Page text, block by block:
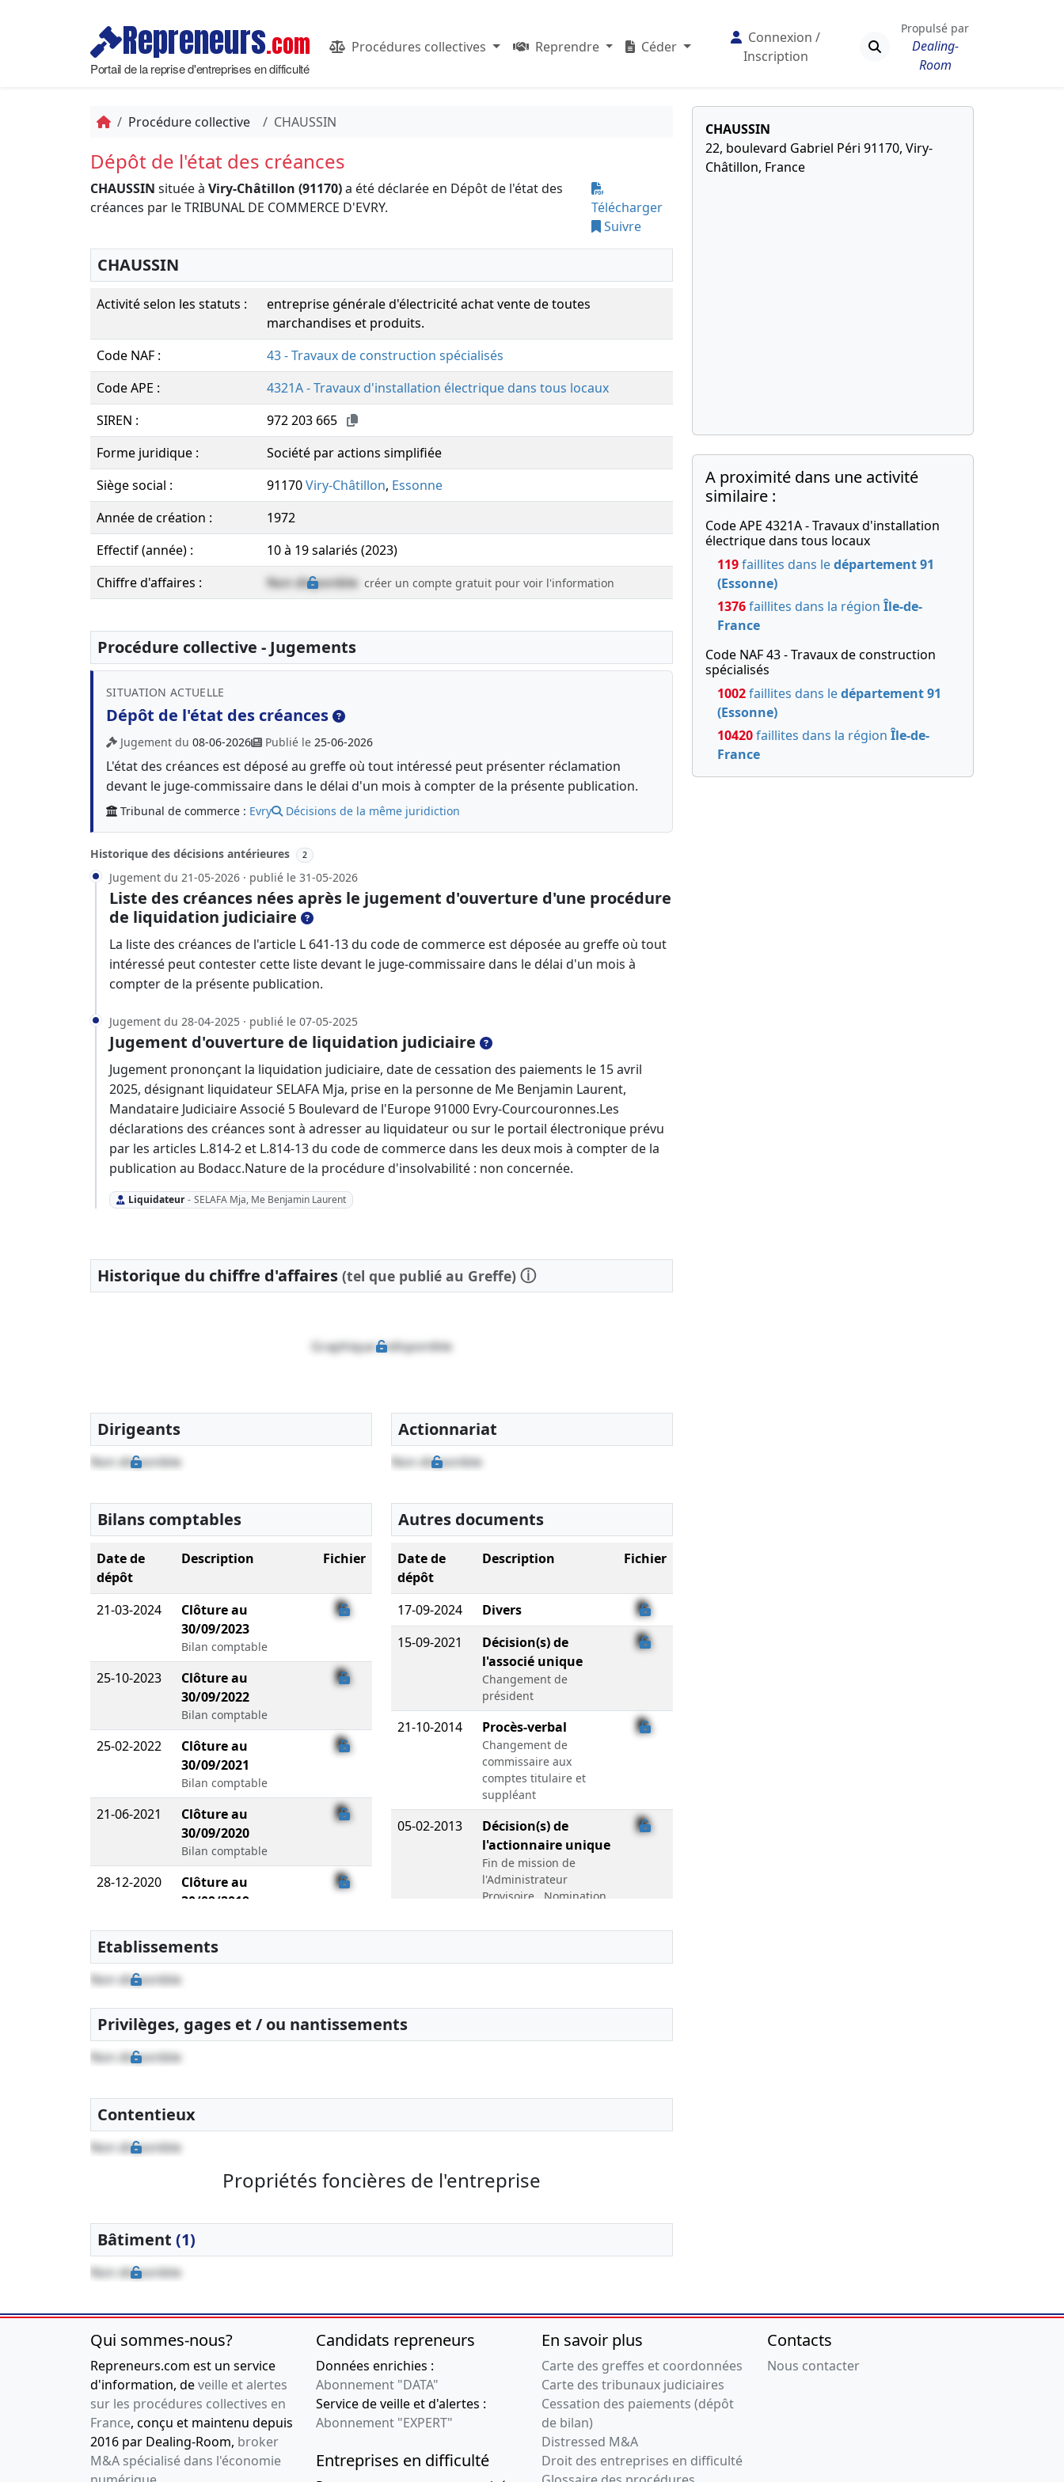
Repreneurs.com
Portail de la reprise d'entreprises en difficulté
Procédures collectives Reprendre Céder
Connexion /
Inscription
Propulsé par
Dealing-
Room
Procédure collective CHAUSSIN
Dépôt de l'état des créances
CHAUSSIN située à Viry-Châtillon (91170)a été déclarée en Dépôt de l'état des
créances par le TRIBUNAL DE COMMERCE D'EVRY.
Télécharger
Suivre
CHAUSSIN
Activité selon les statuts :
entreprise générale d'électricité achat vente de toutes
marchandises et produits.
Code NAF :
43 - Travaux de construction spécialisés
Code APE :
4321A - Travaux d'installation électrique dans tous locaux
SIREN :
972 203 665
Forme juridique :
Société par actions simplifiée
Siège social :
91170Viry-Châtillon, Essonne
Année de création :
1972
Effectif (année) :
10 à 19 salariés (2023)
Chiffre d'affaires :
Non disponible créer un compte gratuit pour voir l'information
Procédure collective - Jugements
SITUATION ACTUELLE
Dépôt de l'état des créances
Jugement du 08-06-2026 Publié le 25-06-2026
L'état des créances est déposé au greffe où tout intéressé peut présenter réclamation
devant le juge-commissaire dans le délai d'un mois à compter de la présente publication.
Tribunal de commerce : Evry Décisions de la même juridiction
Historique des décisions antérieures 2
Jugement du 21-05-2026 · publié le 31-05-2026
Liste des créances nées après le jugement d'ouverture d'une procédure
de liquidation judiciaire
La liste des créances de l'article L 641-13 du code de commerce est déposée au greffe où tout
intéressé peut contester cette liste devant le juge-commissaire dans le délai d'un mois à
compter de la présente publication.
Jugement du 28-04-2025 · publié le 07-05-2025
Jugement d'ouverture de liquidation judiciaire
Jugement prononçant la liquidation judiciaire, date de cessation des paiements le 15 avril
2025, désignant liquidateur SELAFA Mja, prise en la personne de Me Benjamin Laurent,
Mandataire Judiciaire Associé 5 Boulevard de l'Europe 91000 Evry-Courcouronnes.Les
déclarations des créances sont à adresser au liquidateur ou sur le portail électronique prévu
par les articles L.814-2 et L.814-13 du code de commerce dans les deux mois à compter de la
publication au Bodacc.Nature de la procédure d'insolvabilité : non concernée.
Liquidateur - SELAFA Mja, Me Benjamin Laurent
Historique du chiffre d'affaires (tel que publié au Greffe) ⓘ
Graphique indisponible
Dirigeants
Non disponible
Actionnariat
Non disponible
Bilans comptables
Date de
dépôt
Description Fichier
21-03-2024
Clôture au
30/09/2023
Bilan comptable
25-10-2023
Clôture au
30/09/2022
Bilan comptable
25-02-2022
Clôture au
30/09/2021
Bilan comptable
21-06-2021
Clôture au
30/09/2020
Bilan comptable
28-12-2020
Clôture au
30/09/2019
20-05-2019
Clôture au
30/09/2018
Bilan comptable
23-04-2018
Clôture au
30/09/2017
Bilan comptable
Autres documents
Date de
dépôt
Description Fichier
17-09-2024
Divers
15-09-2021
Décision(s) de
l'associé unique
Changement de
président
21-10-2014 Procès-verbal
Changement de
commissaire aux
comptes titulaire et
suppléant
05-02-2013
Décision(s) de
l'actionnaire unique
Fin de mission de
l'Administrateur
Provisoire , Nomination
Prorogation du délai de
les comptes
22-10-2012
Ordonnance du
d'administrateur
Nomination
transformation,
Procès-verbal
d'assemblée
extraordinaire
, Augmentation du
capital social , De :
Société anonyme EN
Société par actions
Etablissements
Non disponible
Privilèges, gages et / ou nantissements
Non disponible
Contentieux
Non disponible
Propriétés foncières de l'entreprise
Bâtiment (1)
Non disponible
CHAUSSIN
22, boulevard Gabriel Péri 91170, Viry-
Châtillon, France
A proximité dans une activité
similaire :
Code APE 4321A - Travaux d'installation
électrique dans tous locaux
119faillites dans ledépartement 91
(Essonne)
1376faillites dans la région Île-de-
France
Code NAF 43 - Travaux de construction
spécialisés
1002faillites dans ledépartement 91
(Essonne)
10420faillites dans la région Île-de-
France
Qui sommes-nous?
Repreneurs.com est un service
d'information, deveille et alertes
sur les procédures collectives en
France, conçu et maintenu depuis
2016 par Dealing-Room, broker
M&A spécialisé dans l'économie
Candidats repreneurs
Données enrichies :
Abonnement "DATA"
Service de veille et d'alertes :
Abonnement "EXPERT"
Entreprises en difficulté
En savoir plus
Carte des greffes et coordonnées
Carte des tribunaux judiciaires
Cessation des paiements (dépôt
de bilan)
Distressed M&A
Droit des entreprises en difficulté
Contacts
Nous contacter